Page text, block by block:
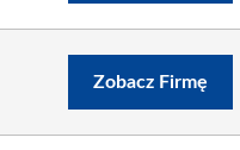
Zobacz Firmę